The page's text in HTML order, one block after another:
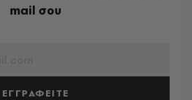
mail σου
ΕΓΓΡΑΦΕΙΤΕ